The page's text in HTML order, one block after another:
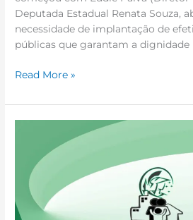
Deputada Estadual Renata Souza,
necessidade de implantação de
públicas que garantam a dignidade
Read More »
Importante
Processo
Seletivo